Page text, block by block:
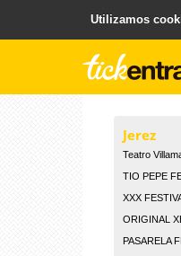
Plataforma para la
Jerez
Teatro
TIO PEPE
XXX
ORIGINAL
PASARELA
Utilizamos